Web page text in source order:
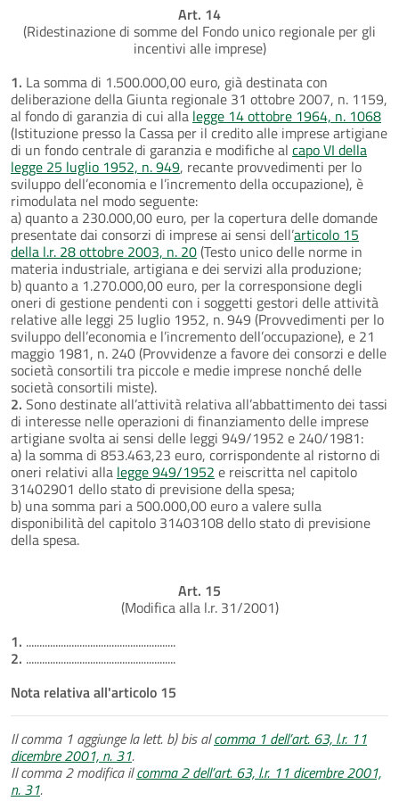
Art. 14
(Ridestinazione di somme del Fondo unico regionale per gli
incentivi alle imprese)
1. La somma di 1.500.000,00 euro, già destinata con
deliberazione della Giunta regionale 31 ottobre 2007, n. 1159,
al fondo di garanzia di cui alla legge 14 ottobre 1964, n. 1068
(Istituzione presso la Cassa per il credito alle imprese artigiane
di un fondo centrale di garanzia e modifiche al capo VI della
legge 25 luglio 1952, n. 949, recante provvedimenti per lo
sviluppo dell’economia e l’incremento della occupazione), è
rimodulata nel modo seguente:
a) quanto a 230.000,00 euro, per la copertura delle domande
presentate dai consorzi di imprese ai sensi dell’articolo 15
della l.r. 28 ottobre 2003, n. 20(Testo unico delle norme in
materia industriale, artigiana e dei servizi alla produzione;
b) quanto a 1.270.000,00 euro, per la corresponsione degli
oneri di gestione pendenti con i soggetti gestori delle attività
relative alle leggi 25 luglio 1952, n. 949 (Provvedimenti per lo
sviluppo dell’economia e l’incremento dell’occupazione), e 21
maggio 1981, n. 240 (Provvidenze a favore dei consorzi e delle
società consortili tra piccole e medie imprese nonché delle
società consortili miste).
2. Sono destinate all’attività relativa all’abbattimento dei tassi
di interesse nelle operazioni di finanziamento delle imprese
artigiane svolta ai sensi delle leggi 949/1952 e 240/1981:
a) la somma di 853.463,23 euro, corrispondente al ristorno di
oneri relativi alla legge 949/1952 e reiscritta nel capitolo
31402901 dello stato di previsione della spesa;
b) una somma pari a 500.000,00 euro a valere sulla
disponibilità del capitolo 31403108 dello stato di previsione
della spesa.
Art. 15
(Modifica alla l.r. 31/2001)
1. ........................................................
2. ........................................................
Nota relativa all'articolo 15
Il comma 1 aggiunge la lett. b) bis alcomma 1 dell’art. 63, l.r. 11
dicembre 2001, n. 31.
Il comma 2 modifica ilcomma 2 dell’art. 63, l.r. 11 dicembre 2001,
n. 31.